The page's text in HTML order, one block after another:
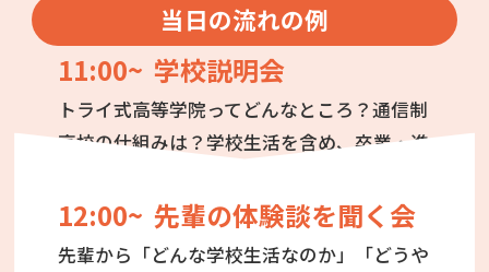
当日の流れの例
11:00~ 学校説明会
トライ式高等学院ってどんなところ？通信制
高校の仕組みは？学校生活を含め、卒業・進
12:00~ 先輩の体験談を聞く会
先輩から「どんな学校生活なのか」「どうや